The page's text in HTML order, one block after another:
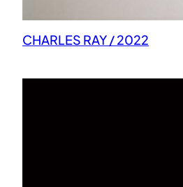
CHARLES RAY / 2022